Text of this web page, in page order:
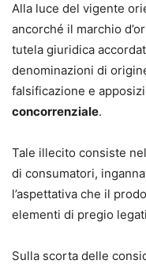
Alla luce del vigente
ancorché il marchio
tutela giuridica
denominazioni di
falsificazione e
concorrenziale.
Tale illecito consiste
di consumatori,
l’aspettativa che il
elementi di pregio
Sulla scorta delle